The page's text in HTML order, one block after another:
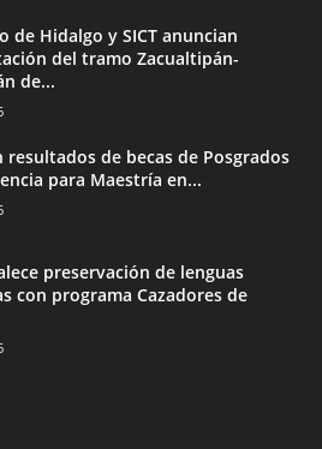
de Hidalgo y SICT anuncian
del tramo Zacualtipán-
de...
resultados de becas de Posgrados
para Maestría en...
preservación de lenguas
con programa Cazadores de